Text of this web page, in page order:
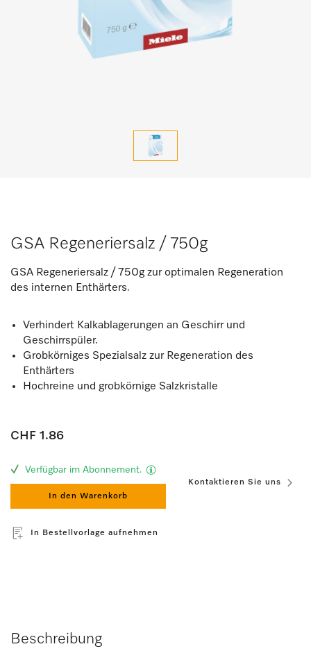
GSA Regeneriersalz / 750g
GSA Regeneriersalz / 750g zur optimalen Regeneration
des internen Enthärters.
Verhindert Kalkablagerungen an Geschirr und
Geschirrspüler.
Grobkörniges Spezialsalz zur Regeneration des
Enthärters
Hochreine und grobkörnige Salzkristalle
CHF 1.86
Verfügbar im Abonnement.
In den Warenkorb
Kontaktieren Sie uns
In Bestellvorlage aufnehmen
Beschreibung